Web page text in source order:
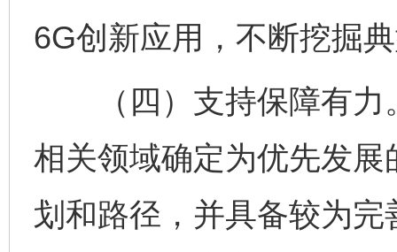
6G创新应用，不断挖掘
（四）支持保障有力
相关领域确定为优先发
划和路径，并具备较为